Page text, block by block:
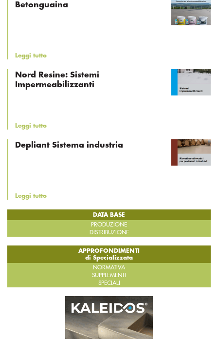
Betonguaina
Leggi tutto
Nord Resine: Sistemi
Impermeabilizzanti
Leggi tutto
Depliant Sistema industria
Leggi tutto
DATA BASE
PRODUZIONE
DISTRIBUZIONE
APPROFONDIMENTI
di Specializzata
NORMATIVA
SUPPLEMENTI
SPECIALI